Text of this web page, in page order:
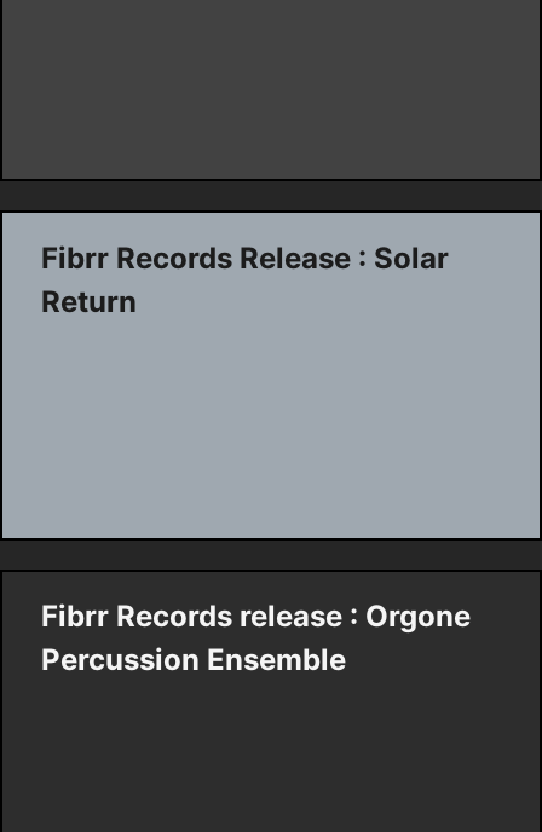
Fibrr Records Release : Solar
Return
Fibrr Records release : Orgone
Percussion Ensemble